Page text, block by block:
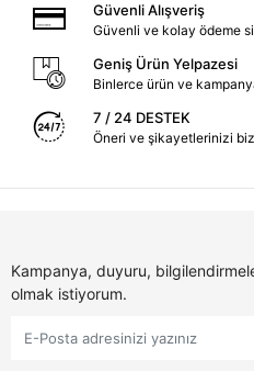
Güvenli Alışveriş
Güvenli ve kolay ödeme
Geniş Ürün Yelpazesi
Binlerce ürün ve
7 / 24 DESTEK
Öneri ve şikayetlerinizi
Kampanya, duyuru,
olmak istiyorum.